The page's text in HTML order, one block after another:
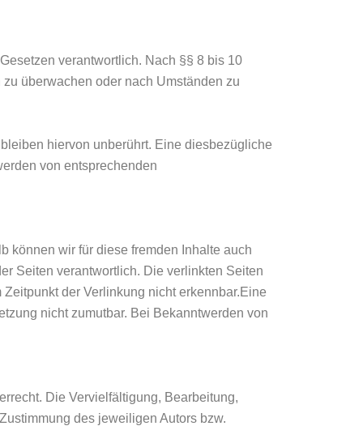
verantwortlich. Nach §§ 8 bis 10
überwachen oder nach Umständen zu
hiervon unberührt. Eine diesbezügliche
von entsprechenden
können wir für diese fremden Inhalte auch
Seiten verantwortlich. Die verlinkten Seiten
der Verlinkung nicht erkennbar.Eine
nicht zumutbar. Bei Bekanntwerden von
Die Vervielfältigung, Bearbeitung,
des jeweiligen Autors bzw.